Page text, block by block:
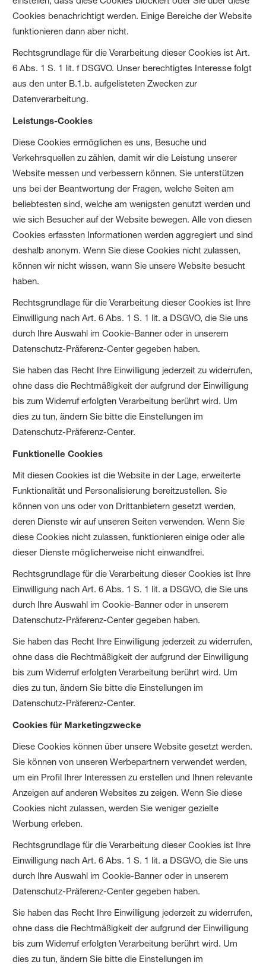
Cookies benachrichtigt werden. Einige Bereiche der Website
funktionieren dann aber nicht.
Rechtsgrundlage für die Verarbeitung dieser Cookies ist Art.
6 Abs. 1 S. 1 lit. f DSGVO. Unser berechtigtes Interesse folgt
aus den unter B.1.b. aufgelisteten Zwecken zur
Datenverarbeitung.
Leistungs-Cookies
Diese Cookies ermöglichen es uns, Besuche und
Verkehrsquellen zu zählen, damit wir die Leistung unserer
Website messen und verbessern können. Sie unterstützen
uns bei der Beantwortung der Fragen, welche Seiten am
beliebtesten sind, welche am wenigsten genutzt werden und
wie sich Besucher auf der Website bewegen. Alle von diesen
Cookies erfassten Informationen werden aggregiert und sind
deshalb anonym. Wenn Sie diese Cookies nicht zulassen,
können wir nicht wissen, wann Sie unsere Website besucht
haben.
Rechtsgrundlage für die Verarbeitung dieser Cookies ist Ihre
Einwilligung nach Art. 6 Abs. 1 S. 1 lit. a DSGVO, die Sie uns
durch Ihre Auswahl im Cookie-Banner oder in unserem
Datenschutz-Präferenz-Center gegeben haben.
Sie haben das Recht Ihre Einwilligung jederzeit zu widerrufen,
ohne dass die Rechtmäßigkeit der aufgrund der Einwilligung
bis zum Widerruf erfolgten Verarbeitung berührt wird. Um
dies zu tun, ändern Sie bitte die Einstellungen im
Datenschutz-Präferenz-Center.
Funktionelle Cookies
Mit diesen Cookies ist die Website in der Lage, erweiterte
Funktionalität und Personalisierung bereitzustellen. Sie
können von uns oder von Drittanbietern gesetzt werden,
deren Dienste wir auf unseren Seiten verwenden. Wenn Sie
diese Cookies nicht zulassen, funktionieren einige oder alle
dieser Dienste möglicherweise nicht einwandfrei.
Rechtsgrundlage für die Verarbeitung dieser Cookies ist Ihre
Einwilligung nach Art. 6 Abs. 1 S. 1 lit. a DSGVO, die Sie uns
durch Ihre Auswahl im Cookie-Banner oder in unserem
Datenschutz-Präferenz-Center gegeben haben.
Sie haben das Recht Ihre Einwilligung jederzeit zu widerrufen,
ohne dass die Rechtmäßigkeit der aufgrund der Einwilligung
bis zum Widerruf erfolgten Verarbeitung berührt wird. Um
dies zu tun, ändern Sie bitte die Einstellungen im
Datenschutz-Präferenz-Center.
Cookies für Marketingzwecke
Diese Cookies können über unsere Website gesetzt werden.
Sie können von unseren Werbepartnern verwendet werden,
um ein Profil Ihrer Interessen zu erstellen und Ihnen relevante
Anzeigen auf anderen Websites zu zeigen. Wenn Sie diese
Cookies nicht zulassen, werden Sie weniger gezielte
Werbung erleben.
Rechtsgrundlage für die Verarbeitung dieser Cookies ist Ihre
Einwilligung nach Art. 6 Abs. 1 S. 1 lit. a DSGVO, die Sie uns
durch Ihre Auswahl im Cookie-Banner oder in unserem
Datenschutz-Präferenz-Center gegeben haben.
Sie haben das Recht Ihre Einwilligung jederzeit zu widerrufen,
ohne dass die Rechtmäßigkeit der aufgrund der Einwilligung
bis zum Widerruf erfolgten Verarbeitung berührt wird. Um
dies zu tun, ändern Sie bitte die Einstellungen im